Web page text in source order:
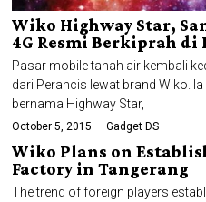
Wiko Highway Star,
4G Resmi Berkiprah di
Pasar mobile tanah air kembali
dari Perancis lewat brand Wiko.
bernama Highway Star,
October 5, 2015 Gadget DS
Wiko Plans on
Factory in Tangerang
The trend of foreign players